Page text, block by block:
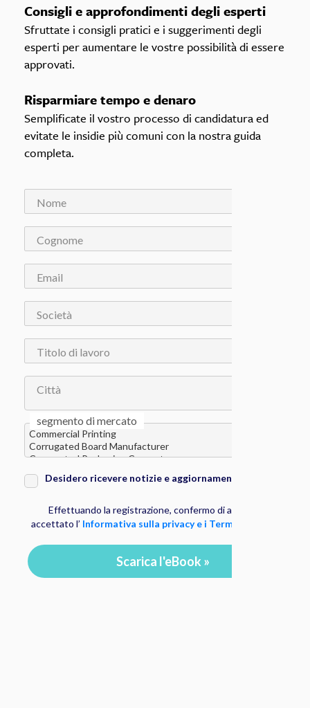
Consigli e approfondimenti degli esperti
Sfruttate i consigli pratici e i suggerimenti degli
esperti per aumentare le vostre possibilità di essere
approvati.
Risparmiare tempo e denaro
Semplificate il vostro processo di candidatura ed
evitate le insidie più comuni con la nostra guida
completa.